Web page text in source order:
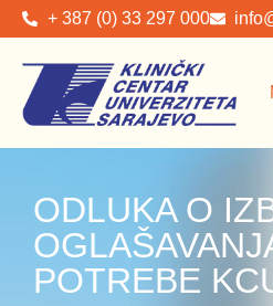
+ 387 (0) 33 297 000
ODLUKA O
POTREBE